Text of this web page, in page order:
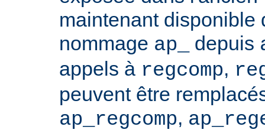
maintenant disponible
nommage ap_ depuis
appels à regcomp,
peuvent être
ap_regcomp,